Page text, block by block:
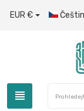
EUR €
view_headline